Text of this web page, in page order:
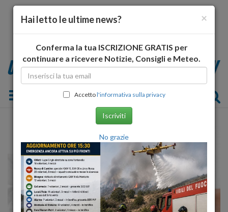
Toggle navigation
×
Hai letto le ultime news?
Conferma la tua ISCRIZIONE GRATIS per
continuare a ricevere Notizie, Consigli e Meteo.
Accettol'informativa sulla privacy
Iscriviti
No grazie